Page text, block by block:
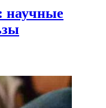
научные